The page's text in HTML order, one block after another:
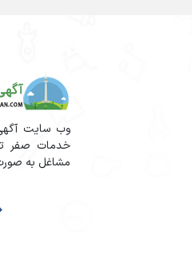
وب سایت آگهی
خدمات صفر
مشاغل به